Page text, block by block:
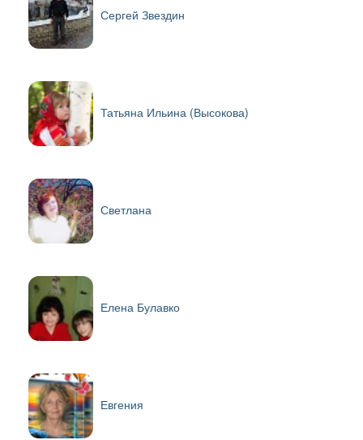
Сергей Звездин
Татьяна Ильина (Высокова)
Светлана
Елена Булавко
Евгения